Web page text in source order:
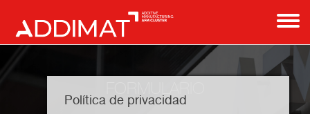
Política de privacidad